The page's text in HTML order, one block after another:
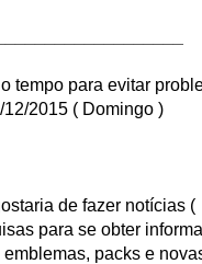
tempo para evitar
2015 ( Domingo )
de fazer notícias (
para se obter
packs e